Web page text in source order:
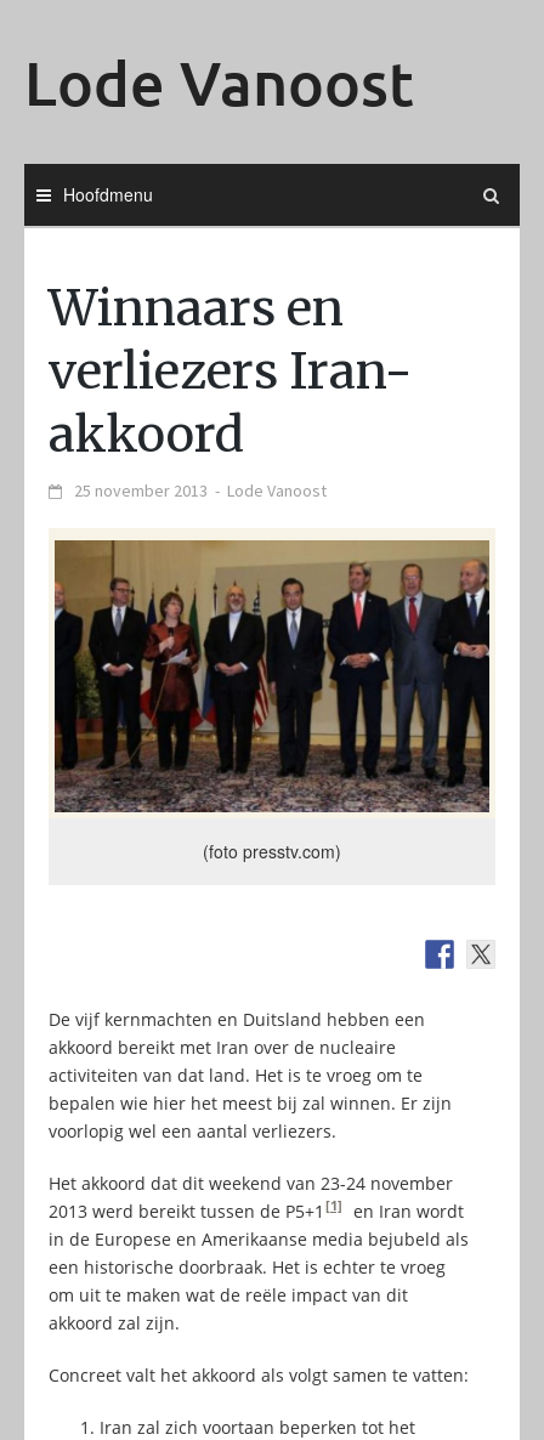
Lode Vanoost
Hoofdmenu
Winnaars en
verliezers Iran-
akkoord
25 november 2013 - Lode Vanoost
(foto presstv.com)
De vijf kernmachten en Duitsland hebben een
akkoord bereikt met Iran over de nucleaire
activiteiten van dat land. Het is te vroeg om te
bepalen wie hier het meest bij zal winnen. Er zijn
voorlopig wel een aantal verliezers.
Het akkoord dat dit weekend van 23-24 november
2013 werd bereikt tussen de P5+1 [1]
en Iran wordt
in de Europese en Amerikaanse media bejubeld als
een historische doorbraak. Het is echter te vroeg
om uit te maken wat de reële impact van dit
akkoord zal zijn.
Concreet valt het akkoord als volgt samen te vatten:
Iran zal zich voortaan beperken tot het